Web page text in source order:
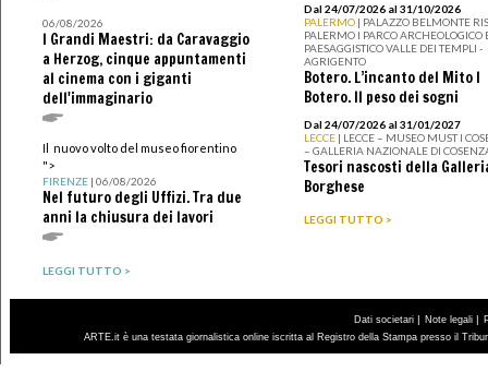
06/08/2026
I Grandi Maestri: da Caravaggio
a Herzog, cinque appuntamenti
al cinema con i giganti
dell'immaginario
Il nuovo volto del museo fiorentino
">
FIRENZE| 06/08/2026
Nel futuro degli Uffizi. Tra due
anni la chiusura dei lavori
LEGGI TUTTO >
Dal 24/07/2026 al 31/10/2026
PALERMO | PALAZZO BELMONTE
PALERMO I PARCO ARCHEOLOGICO
PAESAGGISTICO VALLE DEI TEMPLI -
AGRIGENTO
Botero. L’incanto del Mito I
Botero. Il peso dei sogni
Dal 24/07/2026 al 31/01/2027
LECCE | LECCE – MUSEO MUST I
– GALLERIA NAZIONALE DI
Tesori nascosti della
Borghese
LEGGI TUTTO >
Dati societari | Note legali |
ARTE.it è una testata giornalistica online iscritta al Registro della Stampa presso il